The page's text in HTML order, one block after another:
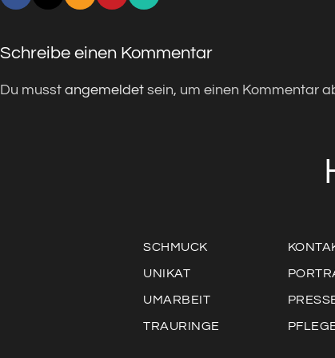
Schreibe einen Kommentar
Du musst angemeldet sein, um einen Kommentar
SCHMUCK
UNIKAT
UMARBEIT
TRAURINGE